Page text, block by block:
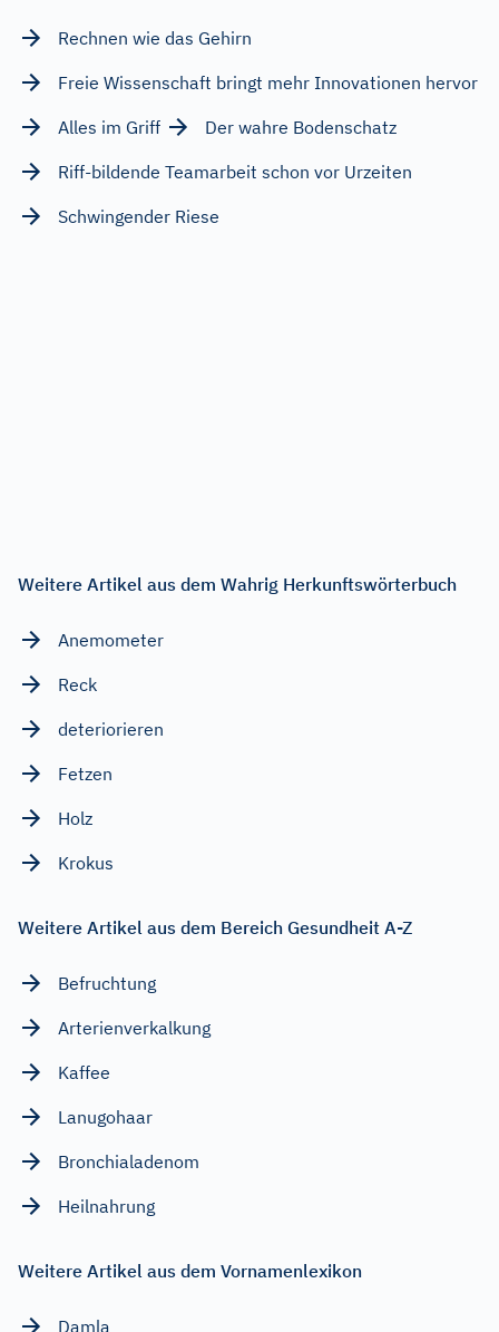
Rechnen wie das Gehirn
Freie Wissenschaft bringt mehr Innovationen hervor
Alles im Griff
Der wahre Bodenschatz
Riff-bildende Teamarbeit schon vor Urzeiten
Schwingender Riese
Weitere Artikel aus dem Wahrig Herkunftswörterbuch
Anemometer
Reck
deteriorieren
Fetzen
Holz
Krokus
Weitere Artikel aus dem Bereich Gesundheit A-Z
Befruchtung
Arterienverkalkung
Kaffee
Lanugohaar
Bronchialadenom
Heilnahrung
Weitere Artikel aus dem Vornamenlexikon
Damla